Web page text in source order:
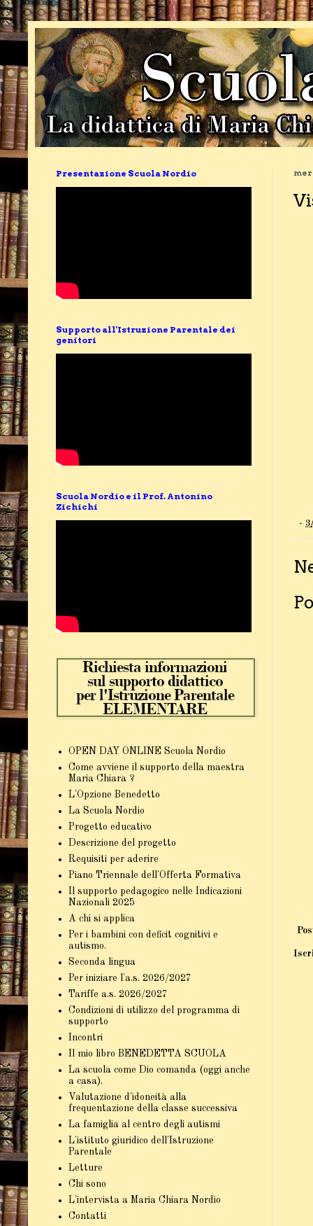
-
Presentazione Scuola Nordio
Supporto all'Istruzione Parentale dei
genitori
Scuola Nordio e il Prof. Antonino
Zichichi
OPEN DAY ONLINE Scuola Nordio
Come avviene il supporto della maestra
Maria Chiara ?
L'Opzione Benedetto
La Scuola Nordio
Progetto educativo
Descrizione del progetto
Requisiti per aderire
Piano Triennale dell'Offerta Formativa
Il supporto pedagogico nelle Indicazioni
Nazionali 2025
A chi si applica
Per i bambini con deficit cognitivi e
autismo.
Seconda lingua
Per iniziare l'a.s. 2026/2027
Tariffe a.s. 2026/2027
Condizioni di utilizzo del programma di
supporto
Incontri
Il mio libro BENEDETTA SCUOLA
La scuola come Dio comanda (oggi anche
a casa).
Valutazione d'idoneità alla
frequentazione della classe successiva
La famiglia al centro degli autismi
L'istituto giuridico dell'Istruzione
Parentale
Letture
Chi sono
L'intervista a Maria Chiara Nordio
Contatti